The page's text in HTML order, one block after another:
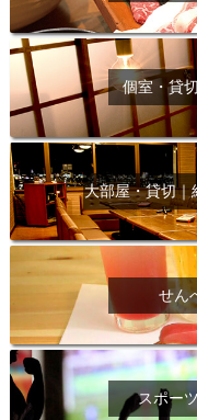
個室・貸
大部屋・貸切
せん
スポー